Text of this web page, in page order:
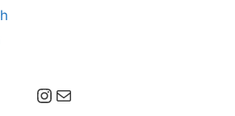
Instagram E-Mail